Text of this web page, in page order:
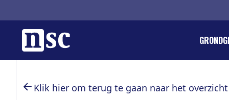
Home
DIRK
LID
Klik hier om terug te gaan naar het overzicht